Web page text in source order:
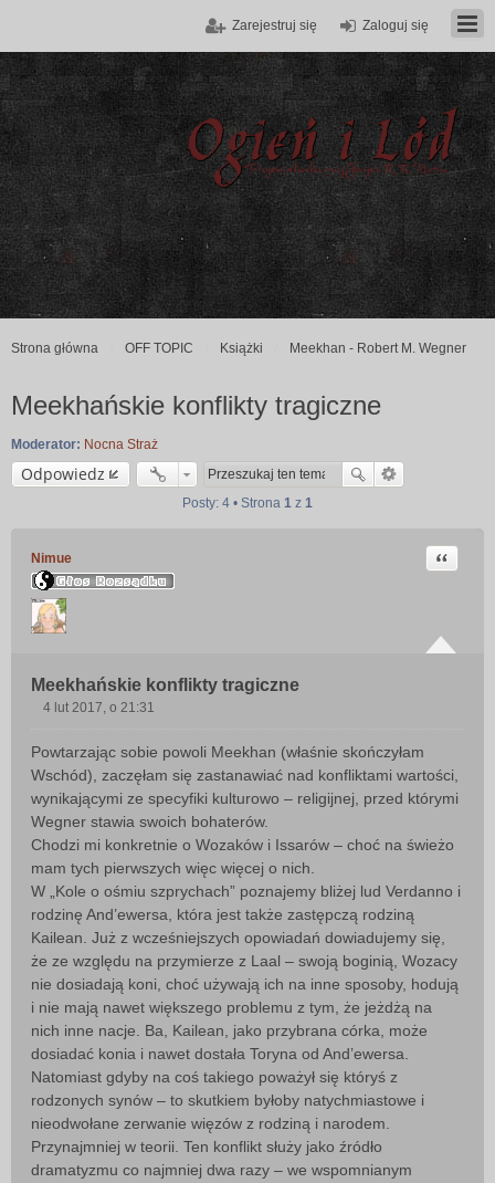
Zaloguj się
Zarejestruj się
Strona główna OFF TOPIC Książki Meekhan - Robert M. Wegner
Meekhańskie konflikty tragiczne
Moderator: Nocna Straż
Odpowiedz
Posty: 4 • Strona 1 z 1
Nimue
Meekhańskie konflikty tragiczne
Cytuj
s
t
4 lut 2017, o 21:31
Powtarzając sobie powoli Meekhan (właśnie skończyłam
Wschód), zaczęłam się zastanawiać nad konfliktami wartości,
wynikającymi ze specyfiki kulturowo – religijnej, przed którymi
Wegner stawia swoich bohaterów.
Chodzi mi konkretnie o Wozaków i Issarów – choć na świeżo
mam tych pierwszych więc więcej o nich.
W „Kole o ośmiu szprychach” poznajemy bliżej lud Verdanno i
rodzinę And’ewersa, która jest także zastępczą rodziną
Kailean. Już z wcześniejszych opowiadań dowiadujemy się,
że ze względu na przymierze z Laal – swoją boginią, Wozacy
nie dosiadają koni, choć używają ich na inne sposoby, hodują
i nie mają nawet większego problemu z tym, że jeżdżą na
nich inne nacje. Ba, Kailean, jako przybrana córka, może
dosiadać konia i nawet dostała Toryna od And’ewersa.
Natomiast gdyby na coś takiego poważył się któryś z
rodzonych synów – to skutkiem byłoby natychmiastowe i
nieodwołane zerwanie więzów z rodziną i narodem.
Przynajmniej w teorii. Ten konflikt służy jako źródło
dramatyzmu co najmniej dwa razy – we wspomnianym